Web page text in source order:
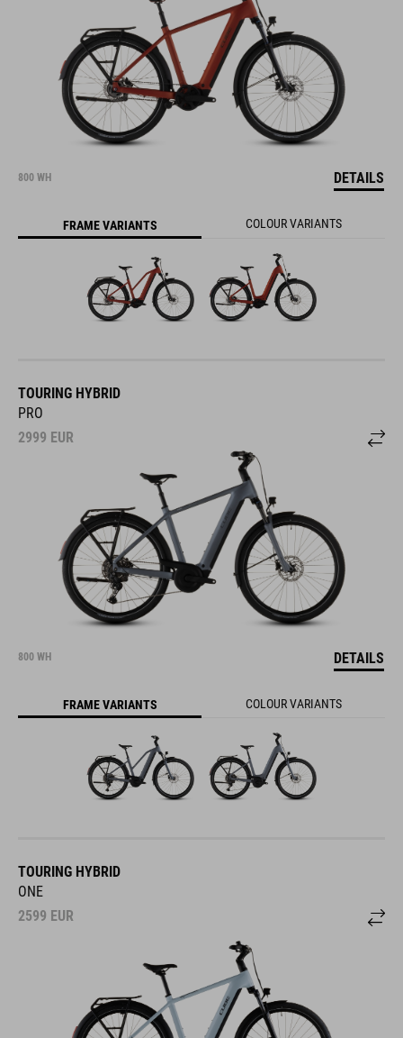
800 WH DETAILS
FRAME VARIANTS COLOUR VARIANTS
TOURING HYBRID
PRO
2999 EUR
800 WH DETAILS
FRAME VARIANTS COLOUR VARIANTS
TOURING HYBRID
ONE
2599 EUR